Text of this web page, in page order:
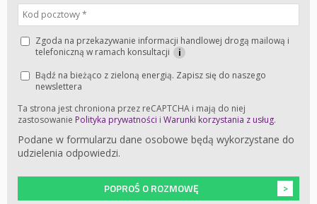
Zgoda na przekazywanie informacji handlowej drogą mailową i
telefoniczną w ramach konsultacji
i
Bądź na bieżąco z zieloną energią. Zapisz się do naszego
newslettera
Ta strona jest chroniona przez reCAPTCHA i mają do niej
zastosowanie Polityka prywatności i Warunki korzystania z usług.
Podane w formularzu dane osobowe będą wykorzystane do
udzielenia odpowiedzi.
POPROŚ O ROZMOWĘ